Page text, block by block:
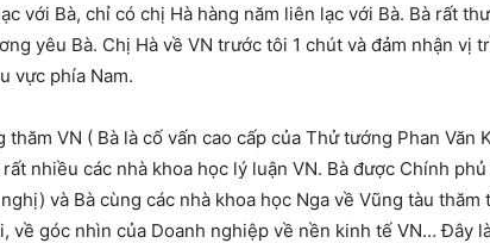
với Bà, chỉ có chị Hà hàng năm liên lạc với Bà. Bà rất
yêu Bà. Chị Hà về VN trước tôi 1 chút và đảm nhận vị
vực phía Nam.
thăm VN ( Bà là cố vấn cao cấp của Thử tướng Phan Văn
nhiều các nhà khoa học lý luận VN. Bà được Chính phủ
và Bà cùng các nhà khoa học Nga về Vũng tàu thăm
về góc nhìn của Doanh nghiệp về nền kinh tế VN… Đây